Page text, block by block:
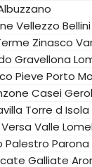
Vellezzo Bellini
Zinasco
Gravellona
Pieve Porto
Casei
Torre d Isola
Valle
Palestro Parona
Galliate